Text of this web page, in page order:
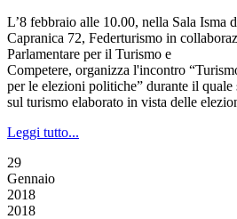
L’8 febbraio alle 10.00, nella Sala Isma
Capranica 72, Federturismo in
Parlamentare per il Turismo e
Competere, organizza l'incontro
per le elezioni politiche” durante il quale
sul turismo elaborato in vista delle
Leggi tutto...
29
Gennaio
2018
2018